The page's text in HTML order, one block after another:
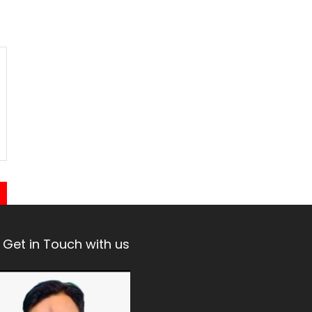
Get in Touch with us